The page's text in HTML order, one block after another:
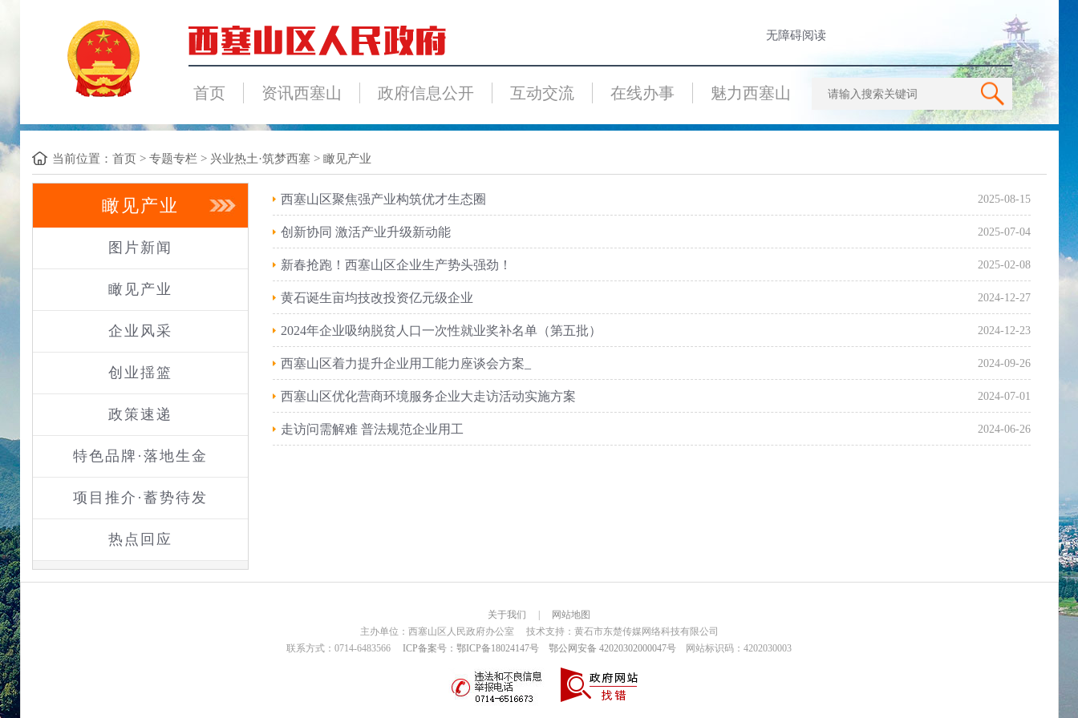
无障碍阅读
首页 资讯西塞山 政府信息公开 互动交流 在线办事 魅力西塞山
当前位置： 首页> 专题专栏 > 兴业热土·筑梦西塞 > 瞰见产业
瞰见产业
图片新闻
瞰见产业
企业风采
创业揺篮
政策速递
特色品牌·落地生金
项目推介·蓄势待发
热点回应
2025-08-15
西塞山区聚焦强产业构筑优才生态圈
2025-07-04
创新协同 激活产业升级新动能
2025-02-08
新春抢跑！西塞山区企业生产势头强劲！
2024-12-27
黄石诞生亩均技改投资亿元级企业
2024-12-23
2024年企业吸纳脱贫人口一次性就业奖补名单（第五批）
2024-09-26
西塞山区着力提升企业用工能力座谈会方案_
2024-07-01
西塞山区优化营商环境服务企业大走访活动实施方案
2024-06-26
走访问需解难 普法规范企业用工
关于我们
网站地图
主办单位：西塞山区人民政府办公室 技术支持：黄石市东楚传媒网络科技有限公司
联系方式：0714-6483566 ICP备案号：鄂ICP备18024147号 鄂公网安备 42020302000047号 网站标识码：4202030003